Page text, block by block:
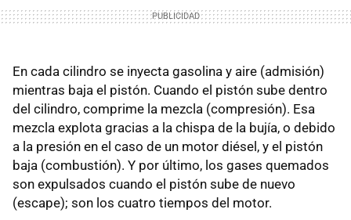
En cada cilindro se inyecta gasolina y aire (admisión)
mientras baja el pistón. Cuando el pistón sube dentro
del cilindro, comprime la mezcla (compresión). Esa
mezcla explota gracias a la chispa de la bujía, o debido
a la presión en el caso de un motor diésel, y el pistón
baja (combustión). Y por último, los gases quemados
son expulsados cuando el pistón sube de nuevo
(escape); son los cuatro tiempos del motor.